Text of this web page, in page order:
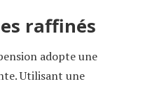
raffinés
adopte une
Utilisant une